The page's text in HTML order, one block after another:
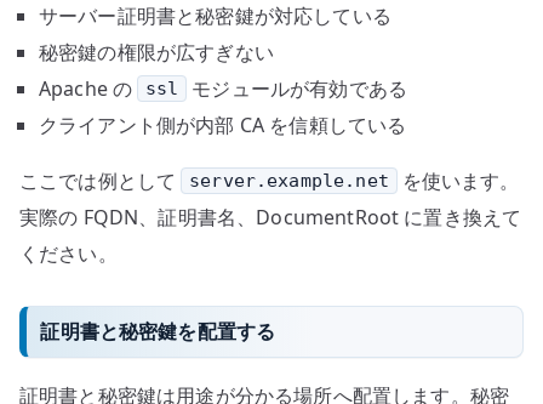
サーバー証明書と秘密鍵が対応している
秘密鍵の権限が広すぎない
Apache の
ssl
モジュールが有効である
クライアント側が内部 CA を信頼している
ここでは例として server.example.net
を使います。
実際の FQDN、証明書名、DocumentRoot に置き換えて
ください。
証明書と秘密鍵を配置する
証明書と秘密鍵は用途が分かる場所へ配置します。秘密